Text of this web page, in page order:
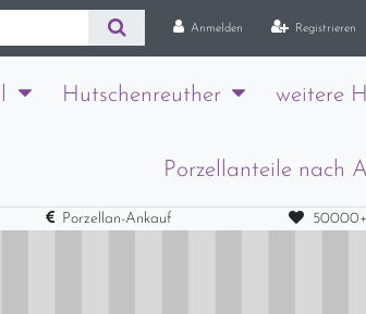
Anmelden Registrieren
Hutschenreuther weitere
Porzellanteile nach
Porzellan-Ankauf